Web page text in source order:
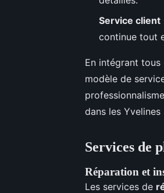
Service client
continue tout
En intégrant tous
modèle de
dans les
Services de
Réparation et
Les services de